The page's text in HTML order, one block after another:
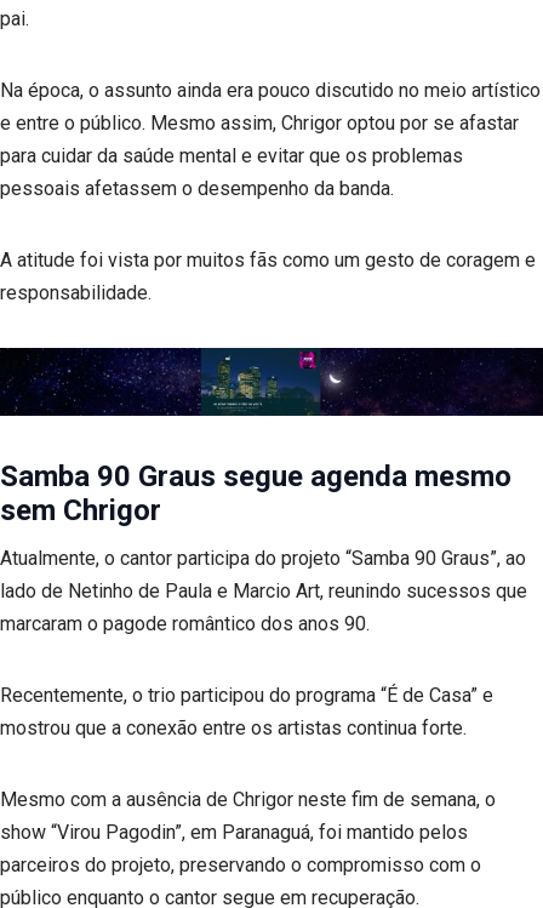
pai.
Na época, o assunto ainda era pouco discutido no meio artístico
e entre o público. Mesmo assim, Chrigor optou por se afastar
para cuidar da saúde mental e evitar que os problemas
pessoais afetassem o desempenho da banda.
A atitude foi vista por muitos fãs como um gesto de coragem e
responsabilidade.
Samba 90 Graus segue agenda mesmo
sem Chrigor
Atualmente, o cantor participa do projeto “Samba 90 Graus”, ao
lado de Netinho de Paula e Marcio Art, reunindo sucessos que
marcaram o pagode romântico dos anos 90.
Recentemente, o trio participou do programa “É de Casa” e
mostrou que a conexão entre os artistas continua forte.
Mesmo com a ausência de Chrigor neste fim de semana, o
show “Virou Pagodin”, em Paranaguá, foi mantido pelos
parceiros do projeto, preservando o compromisso com o
público enquanto o cantor segue em recuperação.